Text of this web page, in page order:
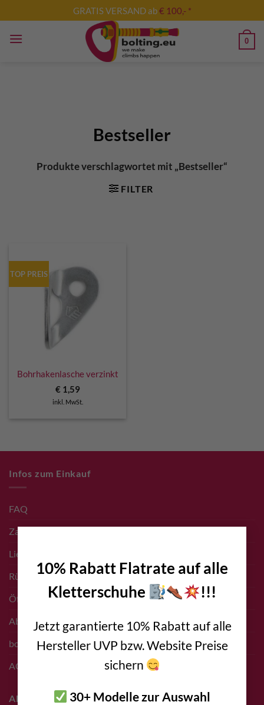
10% Rabatt Flatrate auf alle
Kletterschuhe
!!!
Jetzt garantierte 10% Rabatt auf alle
Hersteller UVP bzw. Website Preise
sichern
30+ Modelle zur Auswahl
Inhalt
springen
GRATIS VERSAND ab€ 100,- *
0
Bestseller
Produkte verschlagwortet mit „Bestseller“
FILTER
TOP PREIS
Bohrhakenlasche verzinkt
€1,59
inkl. MwSt.
Infos zum Einkauf
FAQ
Zahlungsarten
Liefer- & Versand Infos
Rücksendungen
Öffnungszeiten Shop
Abholung vor Ort
bolting.eu Gutschein
AGB
About